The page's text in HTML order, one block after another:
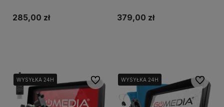
RAM
285,00 zł 379,00 zł
WYSYŁKA 24H
WYSYŁKA 24H Do ulubionychWYSYŁKA 24H
WYSYŁKA 24H Do